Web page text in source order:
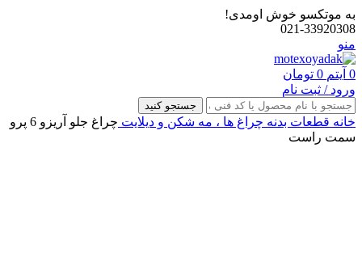
به موتکسو خوش اومدی!
021-33920308
منو
0 آیتم 0 تومان
ورود / ثبت نام
جستجو کنید
خانه قطعات بدنه چراغ‌ ها ، مه‌ شکن و دیلایت
چراغ جلو آریزو 6 پرو
سمت راست